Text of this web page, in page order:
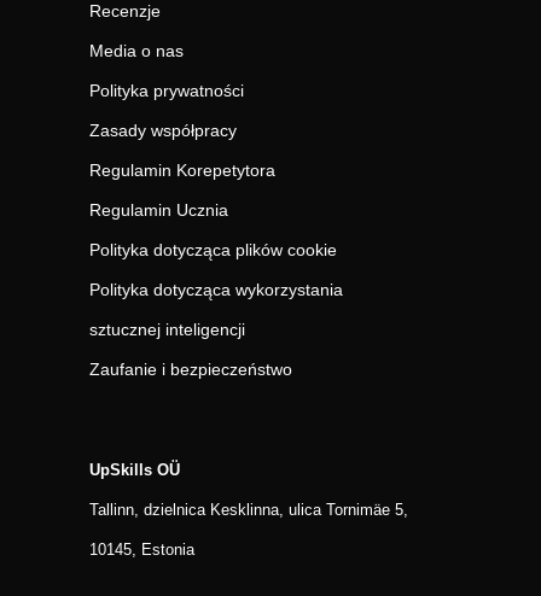
Recenzje
Media o nas
Polityka prywatności
Zasady współpracy
Regulamin Korepetytora
Regulamin Ucznia
Polityka dotycząca plików cookie
Polityka dotycząca wykorzystania
sztucznej inteligencji
Zaufanie i bezpieczeństwo
UpSkills OÜ
Tallinn, dzielnica Kesklinna, ulica Tornimäe 5,
10145, Estonia